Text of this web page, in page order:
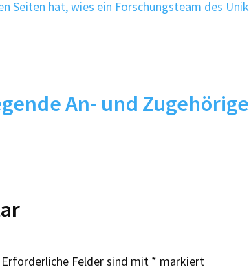
An- und Zugehörige
Erforderliche Felder sind mit * markiert